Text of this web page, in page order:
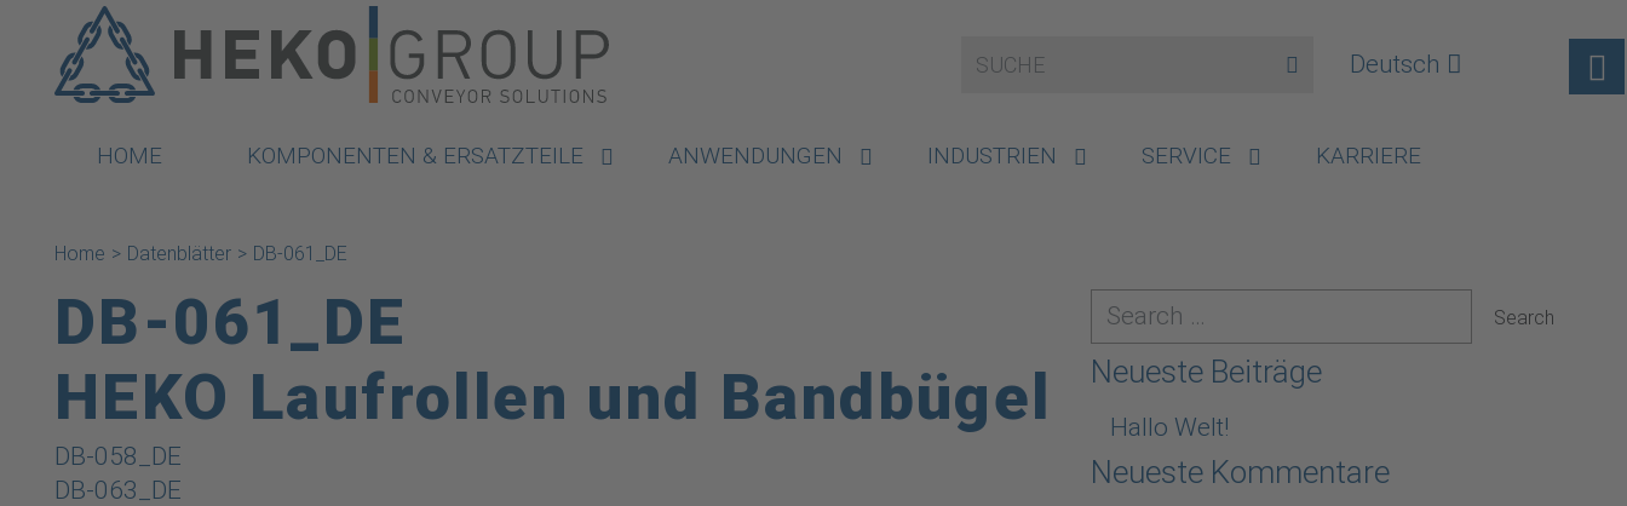
Deutsch
HOME KOMPONENTEN & ERSATZTEILE ANWENDUNGEN INDUSTRIEN SERVICE KARRIERE
Home > Datenblätter > DB-061_DE
DB-061_DE
HEKO Laufrollen und Bandbügel
Beitragsnavigation
DB-058_DE
DB-063_DE
Neueste Beiträge
Hallo Welt!
Neueste Kommentare